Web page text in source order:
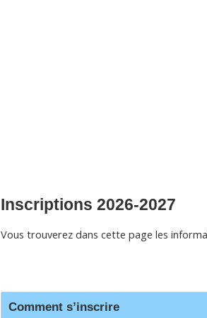
Inscriptions 2026-2027
Vous trouverez dans cette page les
Comment s’inscrire